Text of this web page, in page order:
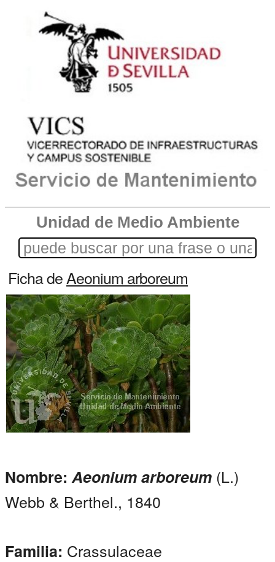
Unidad de Medio Ambiente
Ficha deAeonium arboreum
Nombre:Aeonium arboreum (L.)
Webb & Berthel., 1840
Familia: Crassulaceae